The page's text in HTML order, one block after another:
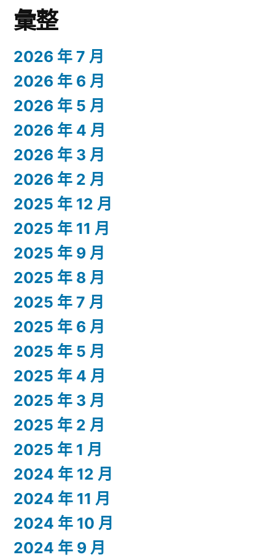
彙整
2026 年 7 月
2026 年 6 月
2026 年 5 月
2026 年 4 月
2026 年 3 月
2026 年 2 月
2025 年 12 月
2025 年 11 月
2025 年 9 月
2025 年 8 月
2025 年 7 月
2025 年 6 月
2025 年 5 月
2025 年 4 月
2025 年 3 月
2025 年 2 月
2025 年 1 月
2024 年 12 月
2024 年 11 月
2024 年 10 月
2024 年 9 月